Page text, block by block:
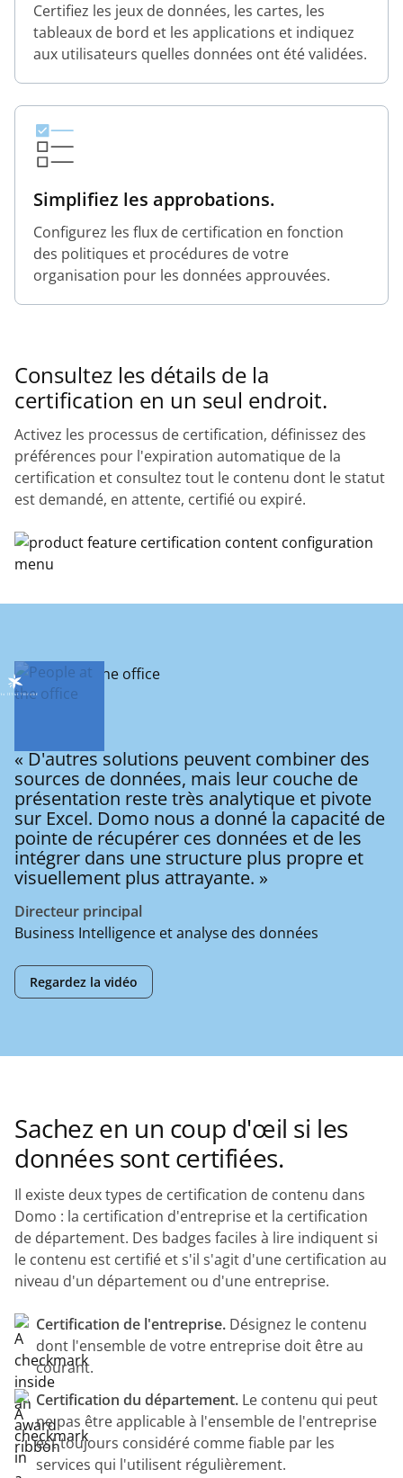
Certifiez les jeux de données, les cartes, les
tableaux de bord et les applications et indiquez
aux utilisateurs quelles données ont été validées.
Simplifiez les approbations.
Configurez les flux de certification en fonction
des politiques et procédures de votre
organisation pour les données approuvées.
Consultez les détails de la
certification en un seul endroit.
Activez les processus de certification, définissez des
préférences pour l'expiration automatique de la
certification et consultez tout le contenu dont le statut
est demandé, en attente, certifié ou expiré.
« D'autres solutions peuvent combiner des
sources de données, mais leur couche de
présentation reste très analytique et pivote
sur Excel. Domo nous a donné la capacité de
pointe de récupérer ces données et de les
intégrer dans une structure plus propre et
visuellement plus attrayante. »
Directeur principal
Business Intelligence et analyse des données
Regardez la vidéo
Sachez en un coup d'œil si les
données sont certifiées.
Il existe deux types de certification de contenu dans
Domo : la certification d'entreprise et la certification
de département. Des badges faciles à lire indiquent si
le contenu est certifié et s'il s'agit d'une certification au
niveau d'un département ou d'une entreprise.
Certification de l'entreprise. Désignez le contenu
dont l'ensemble de votre entreprise doit être au
courant.
Certification du département. Le contenu qui peut
ne pas être applicable à l'ensemble de l'entreprise
est toujours considéré comme fiable par les
services qui l'utilisent régulièrement.